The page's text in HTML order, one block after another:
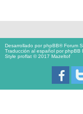
Desarrollado porphpBB® Forum
Traducción al español porphpBB
Style proflat © 2017 Mazeltof